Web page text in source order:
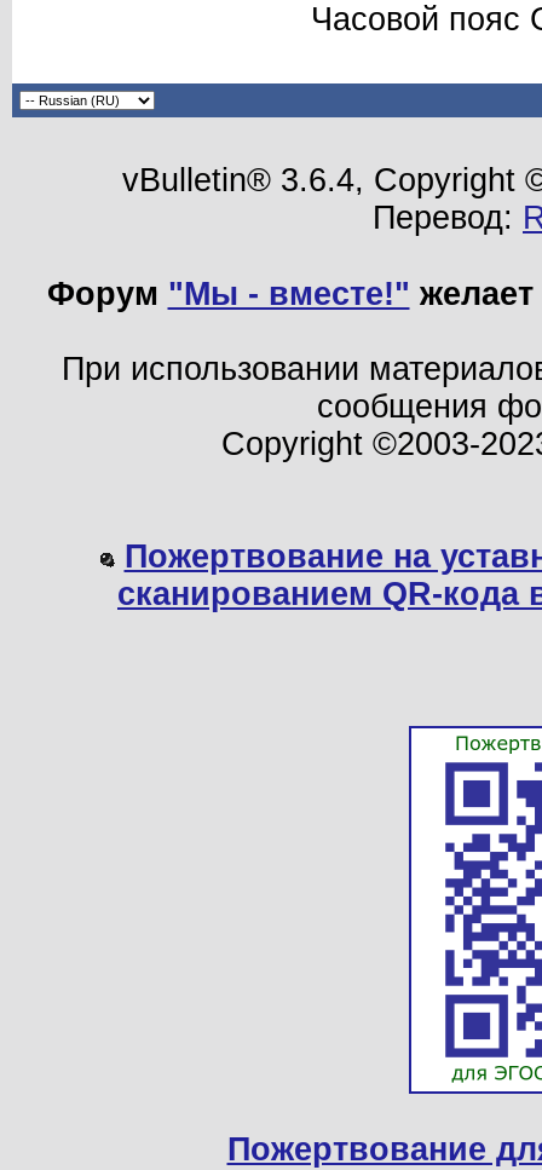
Часовой пояс
vBulletin® 3.6.4, Copyright
Перевод:
Форум "Мы - вместе!"
При использовании
сообщения
Copyright ©2003-
Пожертвование на
сканированием QR-
Пожертвование